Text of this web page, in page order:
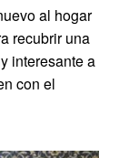
al hogar
recubrir una
interesante a
con el